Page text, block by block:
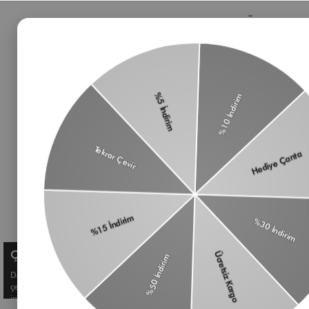
Bizden Haberler
Haberlerimiz, özel tekliflerimiz ve favori stillerimiz
hakkında ilk siz bilgi sahibi olun
Üyelik koşullarını
kişisel verilerimin
korunmasını kabul ediyorum.
Öne
Omuz Çantası
Süet Çanta
Baget Çanta
Çapraz Çanta
Kadın Cüzdan
Aksesuar
Kemer
© Shule. All right reserved.
Çerez Kullanımı
Deneyiminizi geliştirmek ve size kişiselleştirilmiş içerikler sunmak için
çerezler kullanıyoruz. Detaylı bilgi için
Çerez Politikamızı
inceleyebilirsiniz.